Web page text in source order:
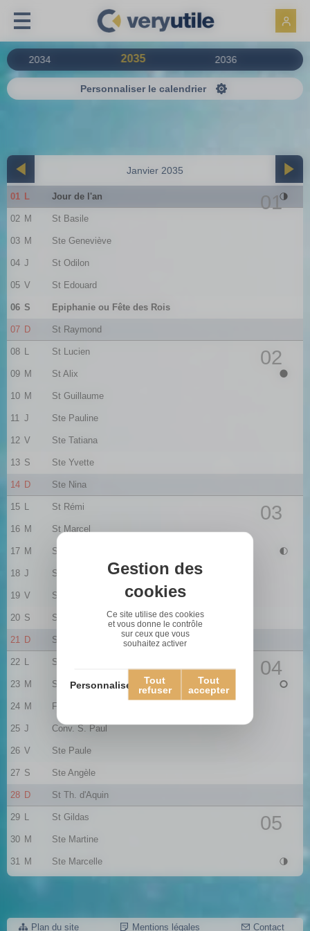
2034 2035 2036
Personnaliser le calendrier
Janvier 2035
01 L Jour de l'an 01
02 M St Basile
03 M Ste Geneviève
04 J St Odilon
05 V St Edouard
06 S Epiphanie ou Fête des Rois
07 D St Raymond
08 L St Lucien 02
09 M St Alix
10 M St Guillaume
11 J Ste Pauline
12 V Ste Tatiana
13 S Ste Yvette
14 D Ste Nina
15 L St Rémi 03
16 M St Marcel
17 M Ste Roseline
18 J Ste Prisca
19 V St Marius
20 S St Sébastien
21 D Ste Agnès
22 L St Vincent 04
23 M St Barnard
24 M Fr. de Sales
25 J Conv. S. Paul
26 V Ste Paule
27 S Ste Angèle
28 D St Th. d'Aquin
29 L St Gildas 05
30 M Ste Martine
31 M Ste Marcelle
Plan du site Mentions légales Contact
Gestion des
cookies
Ce site utilise des cookies
et vous donne le contrôle
sur ceux que vous
souhaitez activer
Tout
accepter
Tout
refuser
Personnaliser